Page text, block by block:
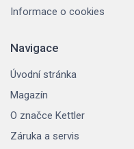
Informace o cookies
Navigace
Úvodní stránka
Magazín
O značce Kettler
Záruka a servis